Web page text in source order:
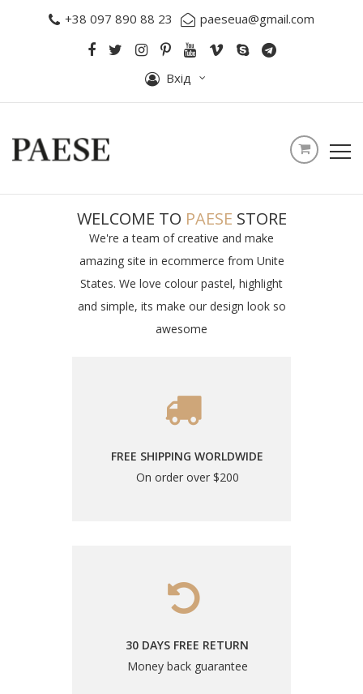
+38 097 890 88 23 paeseua@gmail.com
Вхід
WELCOME TO PAESE STORE
We're a team of creative and make
amazing site in ecommerce from Unite
States. We love colour pastel, highlight
and simple, its make our design look so
awesome
FREE SHIPPING WORLDWIDE
On order over $200
30 DAYS FREE RETURN
Money back guarantee